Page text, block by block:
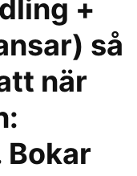
+
så
när
Bokar